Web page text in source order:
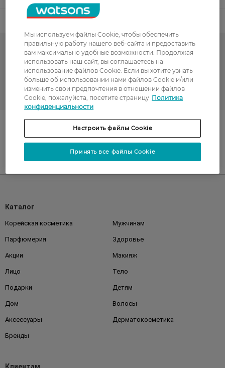
Код товара
Уход за обувью
Гарячий сезон у WATSONS
Аксессуары для обуви
UA RU
Каталог
Корейская косметика Мужчинам
Парфюмерия Здоровье
Акции Макияж
Лицо Тело
Подарки Детям
Дом Волосы
Аксессуары Дерматокосметика
Бренды
Мы используем файлы Cookie, чтобы обеспечить
правильную работу нашего веб-сайта и предоставить
вам максимально удобные возможности. Продолжая
использовать наш сайт, вы соглашаетесь на
использование файлов Cookie. Если вы хотите узнать
больше об использовании нами файлов Cookie и/или
изменить свои предпочтения в отношении файлов
Cookie, пожалуйста, посетите страницу Политика
конфиденциальности
Настроить файлы Cookie
Принять все файлы Cookie